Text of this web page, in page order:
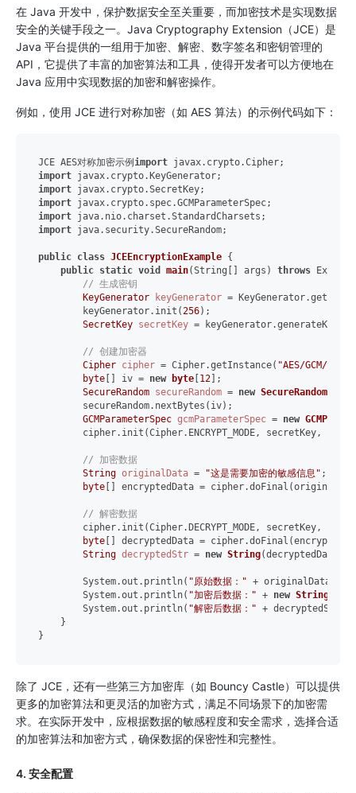
在 Java 开发中，保护数据安全至关重要，而加密技术是实现数据
安全的关键手段之一。Java Cryptography Extension（JCE）是
Java 平台提供的一组用于加密、解密、数字签名和密钥管理的
API，它提供了丰富的加密算法和工具，使得开发者可以方便地在
Java 应用中实现数据的加密和解密操作。
例如，使用 JCE 进行对称加密（如 AES 算法）的示例代码如下：
JCE AES对称加密示例import
import
import
import
import
import java.security.SecureRandom;
public class JCEEncryptionExample {
public static void main(String[] args) throws
// 生成密钥
KeyGenerator
keyGenerator =
        keyGenerator.init(
256);
SecretKey secretKey = keyGenerator.generateKey();
// 创建加密器
Cipher cipher = Cipher.getInstance( "AES/GCM/
byte [] iv = new byte [12];
SecureRandom secureRandom = new SecureRandom
        secureRandom.nextBytes(iv);
GCMParameterSpec gcmParameterSpec = new
cipher.init(Cipher.ENCRYPT_MODE, secretKey,
// 加密数据
String originalData = "这是需要加密的敏感信息" ;
byte [] encryptedData =
// 解密数据
cipher.init(Cipher.DECRYPT_MODE, secretKey,
byte [] decryptedData =
String decryptedStr = new String(decryptedData,
        System.out.println(
"原始数据：" + originalData);
        System.out.println(
"加密后数据：" + new String
        System.out.println(
"解密后数据：" + decryptedStr);
    }
除了 JCE，还有一些第三方加密库（如 Bouncy Castle）可以提供
更多的加密算法和更灵活的加密方式，满足不同场景下的加密需
求。在实际开发中，应根据数据的敏感程度和安全需求，选择合适
的加密算法和加密方式，确保数据的保密性和完整性。
4. 安全配置